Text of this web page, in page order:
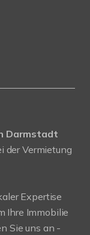
Darmstadt
der Vermietung
Expertise
Ihre Immobilie
Sie uns an -